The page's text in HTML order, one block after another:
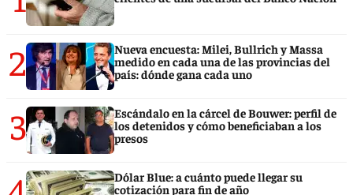
2
Nueva encuesta: Milei, Bullrich y Massa
medido en cada una de las provincias del
país: dónde gana cada uno
3
Escándalo en la cárcel de Bouwer: perfil de
los detenidos y cómo beneficiaban a los
presos
Dólar Blue: a cuánto puede llegar su
cotización para fin de año